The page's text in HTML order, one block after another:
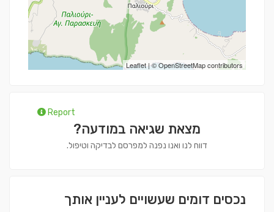
Leaflet | ©OpenStreetMapcontributors
Report
מצאת שגיאה במודעה?
דווח לנו ואנו נפנה למפרסם לבדיקה וטיפול.
נכסים דומים שעשויים לעניין אותך